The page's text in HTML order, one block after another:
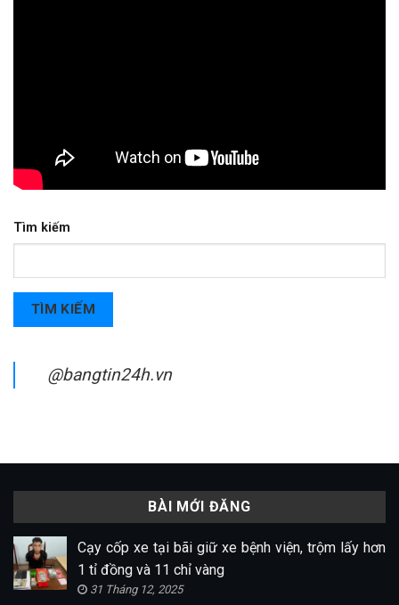
Tìm kiếm
TÌM KIẾM
@bangtin24h.vn
BÀI MỚI ĐĂNG
Cạy cốp xe tại bãi giữ xe bệnh viện, trộm lấy hơn
1 tỉ đồng và 11 chỉ vàng
31 Tháng 12, 2025